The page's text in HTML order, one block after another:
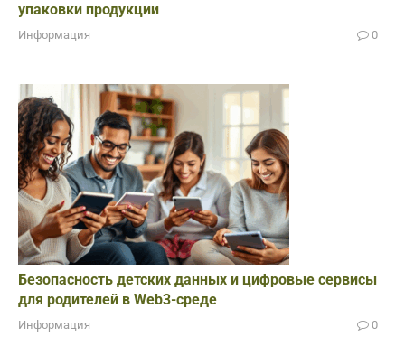
упаковки продукции
Информация 0
Безопасность детских данных и цифровые сервисы
для родителей в Web3-среде
Информация 0